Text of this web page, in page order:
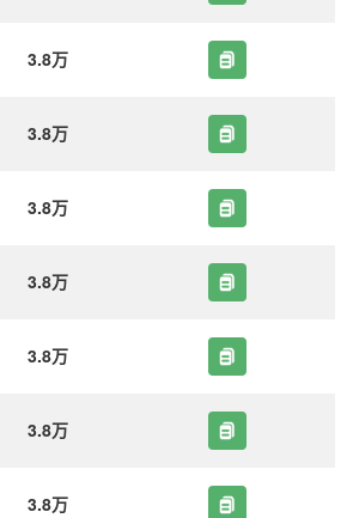
3.8万
3.8万
3.8万
3.8万
3.8万
3.8万
3.8万